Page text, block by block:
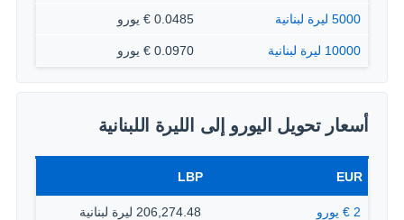
5000 ليرة لبنانية 0.0485 € يورو
10000 ليرة لبنانية 0.0970 € يورو
أسعار تحويل اليورو إلى الليرة اللبنانية
EUR
LBP
2 € يورو 206,274.48 ليرة لبنانية